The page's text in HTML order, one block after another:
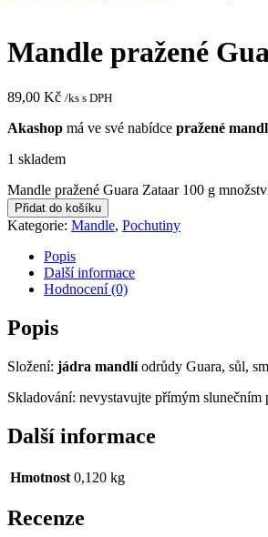
Mandle pražené
89,00 Kč /ks s DPH
Akashop má ve své nabídce pražené
1 skladem
Mandle pražené Guara Zataar 100 g
Přidat do košíku
Kategorie: Mandle, Pochutiny
Popis
Další informace
Hodnocení (0)
Popis
Složení: jádra mandlíodrůdy Guara, sůl,
Skladování: nevystavujte přímým
Další informace
Hmotnost 0,120 kg
Recenze